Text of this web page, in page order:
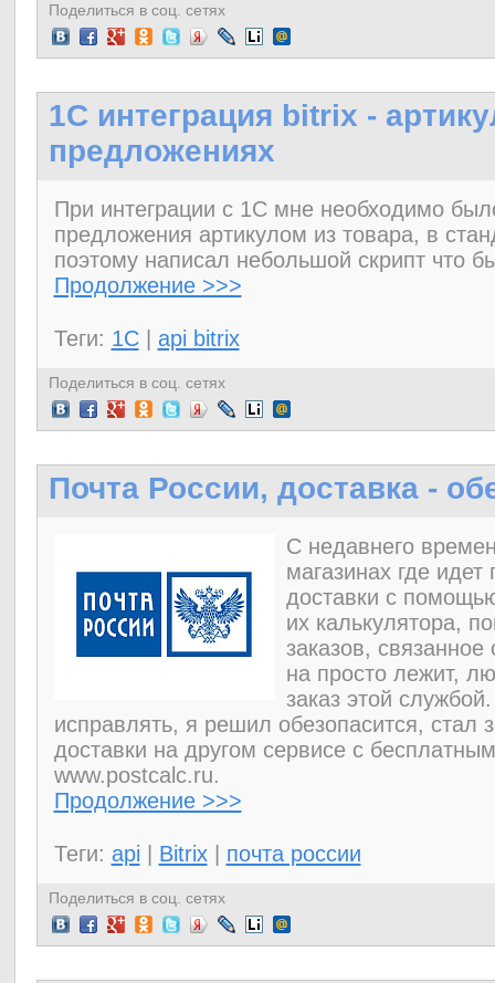
Поделиться в соц. сетях
1C интеграция bitrix -
предложениях
При интеграции с 1С мне необходимо
предложения артикулом из товара, в
поэтому написал небольшой скрипт что
Продолжение >>>
Теги: 1C| api bitrix
Поделиться в соц. сетях
Почта России, доставка -
С недавнего
магазинах где идет
доставки с
их калькулятора,
заказов,
на просто лежит,
заказ этой
исправлять, я решил обезопасится,
доставки на другом сервисе с
www.postcalc.ru.
Продолжение >>>
Теги: api Bitrix| почта россии
Поделиться в соц. сетях